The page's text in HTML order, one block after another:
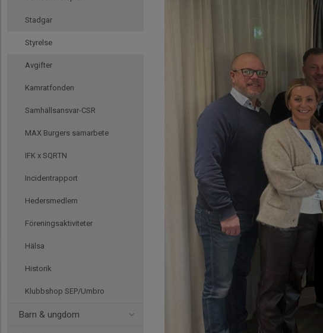
Stadgar
Styrelse
Avgifter
Kamratfonden
Samhällsansvar-CSR
MAX Burgers samarbete
IFK x SQRTN
Incidentrapport
Hedersmedlem
Föreningsaktiviteter
Hälsa
Historik
Klubbshop SEP/Umbro
Barn & ungdom